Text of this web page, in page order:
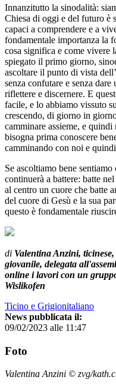
Innanzitutto la sinodalità:
Chiesa di oggi e del futuro è
capaci a comprendere e a
fondamentale importanza la
cosa significa e come vivere
spiegato il primo giorno,
ascoltare il punto di vista
senza confutare e senza
riflettere e discernere. E
facile, e lo abbiamo vissuto
crescendo, di giorno in
camminare assieme, e
bisogna prima conoscere
camminando con noi e
Se ascoltiamo bene
continuerà a battere: batte
al centro un cuore che batte
del cuore di Gesù e la sua
questo è fondamentale
di Valentina Anzini,
giovanile, delegata
online i lavori con un
Wislikofen
Ticino e Grigionitaliano
News pubblicata il:
09/02/2023 alle 11:47
Foto
Valentina Anzini © zvg/